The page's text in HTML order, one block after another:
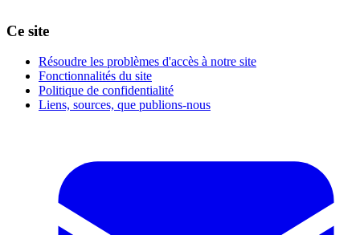
Ce site
Résoudre les problèmes d'accès à notre site
Fonctionnalités du site
Politique de confidentialité
Liens, sources, que publions-nous